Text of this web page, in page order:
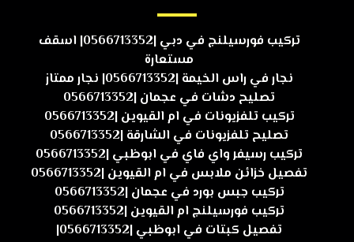
تركيب فورسيلنج في دبي |0566713352| اسقف
مستعارة
نجار في راس الخيمة |0566713352| نجار ممتاز
تصليح دشات في عجمان |0566713352
تركيب تلفزيونات في ام القيوين |0566713352
تصليح تلفزيونات في الشارقة |0566713352
تركيب رسيفر واي فاي في ابوظبي |0566713352
تفصيل خزائن ملابس في ام القيوين |0566713352
تركيب جبس بورد في عجمان |0566713352
تركيب فورسيلنج ام القيوين |0566713352
تفصيل كبتات في ابوظبي |0566713352|